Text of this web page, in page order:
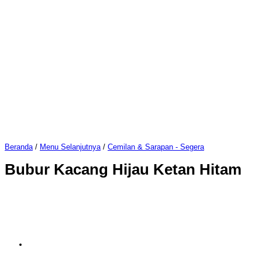
Beranda / Menu Selanjutnya / Cemilan & Sarapan - Segera
Bubur Kacang Hijau Ketan Hitam